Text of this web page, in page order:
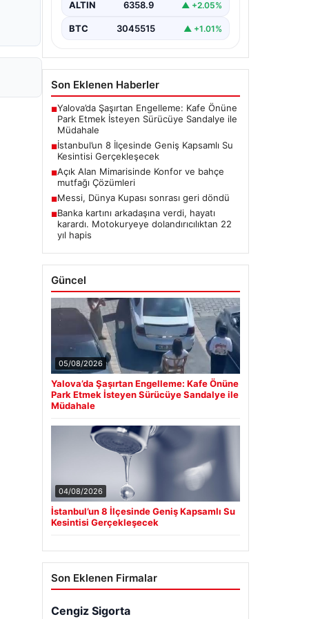
ALTIN 6358.9 ▲ +2.05%
BTC 3045515 ▲ +1.01%
Son Eklenen Haberler
■Yalova’da Şaşırtan Engelleme: Kafe Önüne
Park Etmek İsteyen Sürücüye Sandalye ile
Müdahale
■İstanbul’un 8 İlçesinde Geniş Kapsamlı Su
Kesintisi Gerçekleşecek
■Açık Alan Mimarisinde Konfor ve bahçe
mutfağı Çözümleri
■Messi, Dünya Kupası sonrası geri döndü
■Banka kartını arkadaşına verdi, hayatı
karardı. Motokuryeye dolandırıcılıktan 22
yıl hapis
Güncel
05/08/2026
Yalova’da Şaşırtan Engelleme: Kafe Önüne
Park Etmek İsteyen Sürücüye Sandalye ile
Müdahale
04/08/2026
İstanbul’un 8 İlçesinde Geniş Kapsamlı Su
Kesintisi Gerçekleşecek
Son Eklenen Firmalar
Cengiz Sigorta